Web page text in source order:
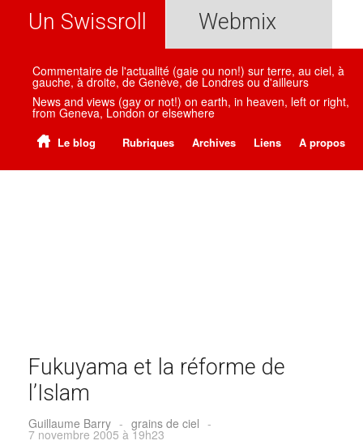
Un Swissroll Webmix
Commentaire de l'actualité (gaie ou non!) sur terre, au ciel, à
gauche, à droite, de Genève, de Londres ou d'ailleurs
News and views (gay or not!) on earth, in heaven, left or right,
from Geneva, London or elsewhere
Le blog Rubriques Archives Liens A propos
Fukuyama et la réforme de
l’Islam
Guillaume Barry - grains de ciel -
7 novembre 2005 à 19h23